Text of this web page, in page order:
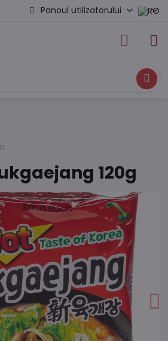
Panoul utilizatorului
Caută
120g